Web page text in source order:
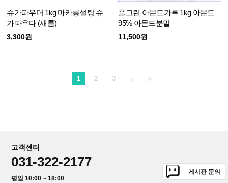
슈가파우더 1kg 마카롱설탕 슈
가파우다 (새롬)
3,300원
풀그린 아몬드가루 1kg 아몬드
95% 아몬드분말
11,500원
1 2 3
고객센터
031-322-2177
평일 10:00 ~ 18:00
게시판 문의